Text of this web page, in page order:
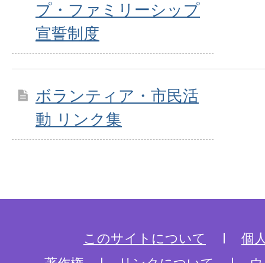
プ・ファミリーシップ
宣誓制度
ボランティア・市民活
動 リンク集
このサイトについて
個